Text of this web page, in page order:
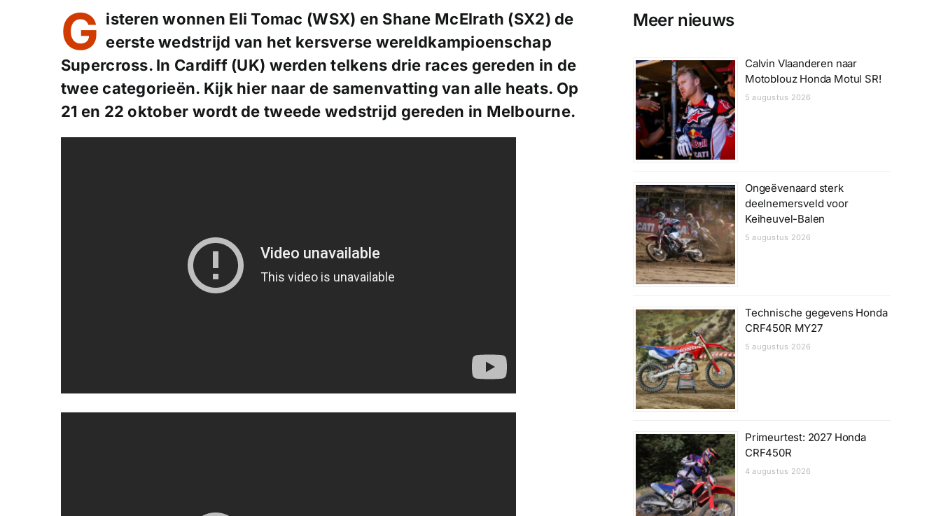
G isteren wonnen Eli Tomac (WSX) en Shane McElrath (SX2) de
eerste wedstrijd van het kersverse wereldkampioenschap
Supercross. In Cardiff (UK) werden telkens drie races gereden in de
twee categorieën. Kijk hier naar de samenvatting van alle heats. Op
21 en 22 oktober wordt de tweede wedstrijd gereden in Melbourne.
Meer nieuws
Calvin Vlaanderen naar
Motoblouz Honda Motul SR!
5 augustus 2026
Ongeëvenaard sterk
deelnemersveld voor
Keiheuvel-Balen
5 augustus 2026
Technische gegevens Honda
CRF450R MY27
5 augustus 2026
Primeurtest: 2027 Honda
CRF450R
4 augustus 2026